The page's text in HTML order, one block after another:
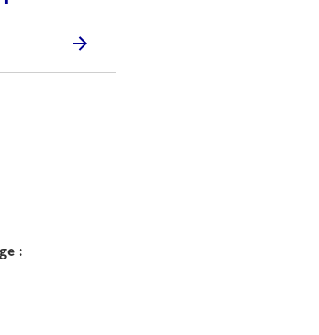
:
LinkedIn